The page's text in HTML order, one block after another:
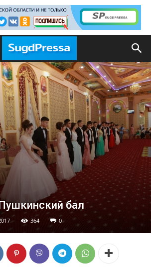
бал
364 0